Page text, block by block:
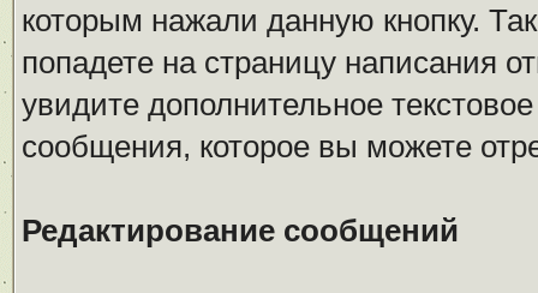
которым нажали данную кнопку.
попадете на страницу написания
увидите дополнительное
сообщения, которое вы можете
Редактирование сообщений